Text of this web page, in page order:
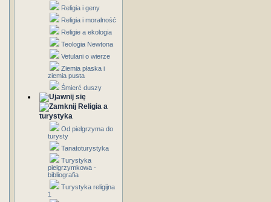
Religia i geny
Religia i moralność
Religie a ekologia
Teologia Newtona
Vetulani o wierze
Ziemia płaska i
ziemia pusta
Śmierć duszy
Religia a
turystyka
Od pielgrzyma do
turysty
Tanatoturystyka
Turystyka
pielgrzymkowa -
bibliografia
Turystyka religijna
1